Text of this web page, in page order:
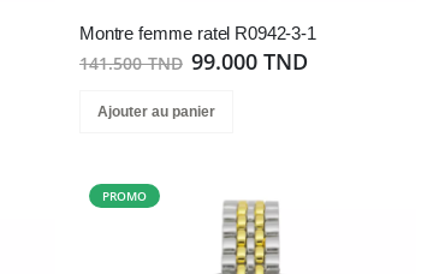
Montre femme ratel R0942-3-1
141.500 TND 99.000 TND
Ajouter au panier
PROMO